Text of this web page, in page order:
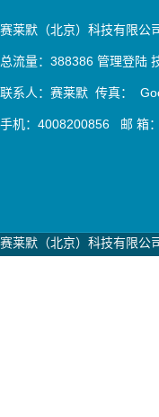
赛莱默（北京）科技有限公
总流量：388386 管理登陆
联系人：赛莱默 传真：
手机：4008200856 邮 箱
赛莱默（北京）科技有限公